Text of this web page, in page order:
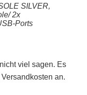
SILVER,
2x
Ports
viel sagen. Es
an.